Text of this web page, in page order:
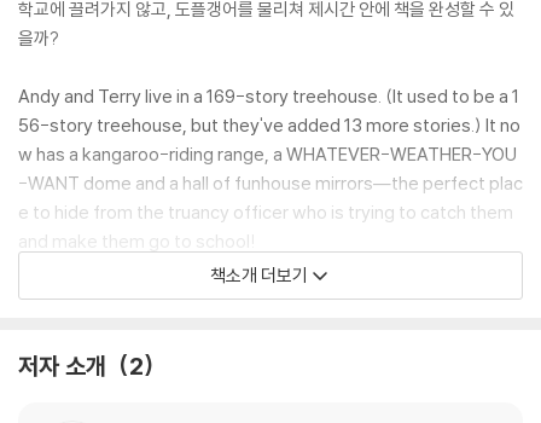
학교에 끌려가지 않고, 도플갱어를 물리쳐 제시간 안에 책을 완성할 수 있
을까?
Andy and Terry live in a 169-story treehouse. (It used to be a 1
56-story treehouse, but they've added 13 more stories.) It no
w has a kangaroo-riding range, a WHATEVER-WEATHER-YOU
-WANT dome and a hall of funhouse mirrors―the perfect plac
e to hide from the truancy officer who is trying to catch them
and make them go to school!
Unfortunately, the hall of funhouse mirrors is also the place w
and Junkyard Jill live in a doppelgänger mirror, and they take a
책소개 더보기
저자 소개 2